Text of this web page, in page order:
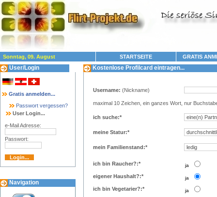
Sonntag, 09. August STARTSEITE GRATIS
User/Login
Gratis anmelden...
Passwort vergessen?
User Login...
e-Mail Adresse:
Passwort:
Navigation
Kostenlose Profilcard eintragen...
Username: (Nickname)
maximal 10 Zeichen, ein ganzes Wort, nur
ich suche:*
meine Statur:*
mein Familienstand:*
ich bin Raucher?:* ja
eigener Haushalt?:*
ja
ich bin Vegetarier?:*
ja